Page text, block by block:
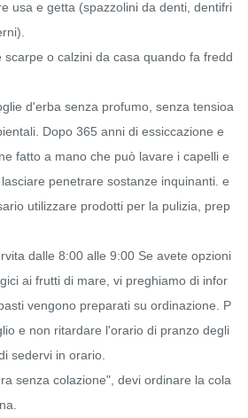
usa e getta (spazzolini da denti, dentifri
d'erba senza profumo, senza tensioa
Dopo 365 anni di essiccazione e
fatto a mano che può lavare i capelli e
penetrare sostanze inquinanti. e
utilizzare prodotti per la pulizia, prep
dalle 8:00 alle 9:00 Se avete opzioni
ai frutti di mare, vi preghiamo di infor
vengono preparati su ordinazione. P
e non ritardare l'orario di pranzo degli
sedervi in ​​orario.
senza colazione", devi ordinare la cola